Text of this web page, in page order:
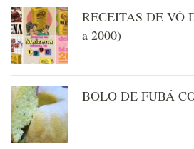
RECEITAS DE VÓ
a 2000)
BOLO DE FUBÁ